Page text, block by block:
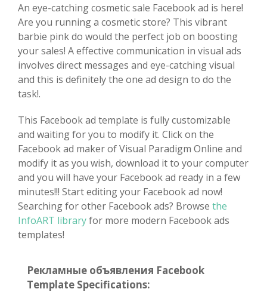
An eye-catching cosmetic sale Facebook ad is here!
Are you running a cosmetic store? This vibrant
barbie pink do would the perfect job on boosting
your sales! A effective communication in visual ads
involves direct messages and eye-catching visual
and this is definitely the one ad design to do the
task!.
This Facebook ad template is fully customizable
and waiting for you to modify it. Click on the
Facebook ad maker of Visual Paradigm Online and
modify it as you wish, download it to your computer
and you will have your Facebook ad ready in a few
minutes!!! Start editing your Facebook ad now!
Searching for other Facebook ads? Browse the
InfoART libraryfor more modern Facebook ads
templates!
Рекламные объявления Facebook
Template Specifications: